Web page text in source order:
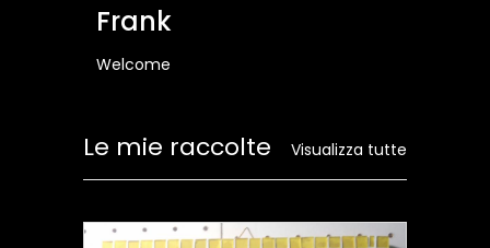
Frank
Welcome
Visualizza tutte
Le mie raccolte